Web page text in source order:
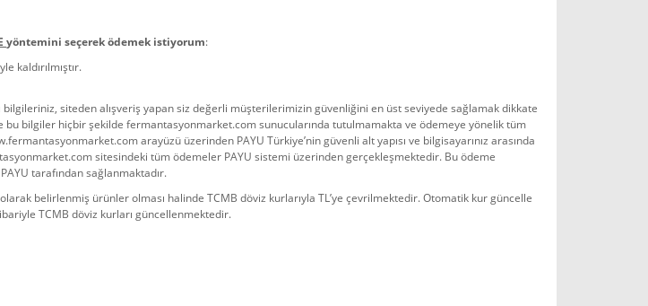
yöntemini seçerek ödemek istiyorum:
kaldırılmıştır.
bilgileriniz, siteden alışveriş yapan siz değerli müşterilerimizin güvenliğini en üst seviyede sağlamak dikkate
bu bilgiler hiçbir şekilde fermantasyonmarket.com sunucularında tutulmamakta ve ödemeye yönelik tüm
arayüzü üzerinden PAYU Türkiye’nin güvenli alt yapısı ve bilgisayarınız arasında
sitesindeki tüm ödemeler PAYU sistemi üzerinden gerçekleşmektedir. Bu ödeme
PAYU tarafından sağlanmaktadır.
olarak belirlenmiş ürünler olması halinde TCMB döviz kurlarıyla TL’ye çevrilmektedir. Otomatik kur güncelle
TCMB döviz kurları güncellenmektedir.